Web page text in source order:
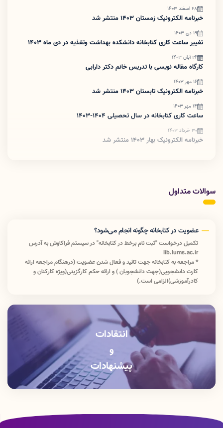
28 اسفند 1403
خبرنامه الکترونیک زمستان 1403 منتشر شد
19 دی 1403
تغییر ساعت کاری کتابخانه دانشکده بهداشت وتغذیه در دی ماه 1403
26 آبان 1403
کارگاه مقاله نویسی با تدریس خانم دکتر دارابی
16 مهر 1403
خبرنامه الکترونیک تابستان 1403 منتشر شد
14 مهر 1403
ساعت کاری کتابخانه در سال تحصیلی 1404-1403
30 خرداد 1403
خبرنامه الکترونیک بهار 1403 منتشر شد
سوالات متداول
عضویت در کتابخانه چگونه انجام می‌شود؟
تکمیل درخواست "ثبت نام برخط در کتابخانه" در سیستم فراکاوش به آدرس
lib.lums.ac.ir
* مراجعه به کتابخانه جهت تائید و فعال شدن عضویت (درهنگام مراجعه ارائه
کارت دانشجویی(جهت دانشجویان ) و ارائه حکم کارگزینی(ویژه کارکنان و
کادرآموزشی)الزامی است.)
انتقادات
و
پیشنهادات